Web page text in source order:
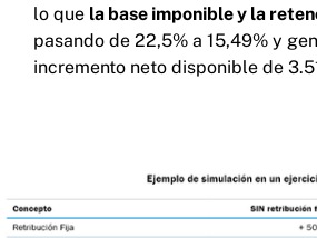
lo que la base imponible y la
pasando de 22,5% a 15,49% y
incremento neto disponible de